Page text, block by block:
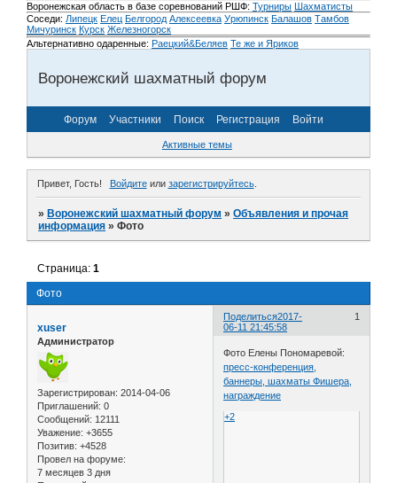
Воронежская область в базе соревнований РШФ: Турниры Шахматисты
Соседи: Липецк Елец Белгород Алексеевка Урюпинск Балашов Тамбов
Мичуринск Курск Железногорск
Альтернативно одаренные: Раецкий&Беляев Те же и Яриков
Воронежский шахматный форум
Форум Участники Поиск Регистрация Войти
Активные темы
Привет, Гость! Войдитеили зарегистрируйтесь.
»Воронежский шахматный форум »Объявления и прочая
информация »Фото
Фото
Страница:1
Поделиться 1
2017-
06-11 21:45:58
xuser
Администратор
Зарегистрирован: 2014-04-06
Приглашений: 0
Сообщений: 12111
Уважение: +3655
Позитив: +4528
Провел на форуме:
7 месяцев 3 дня
Фото Елены Пономаревой:
пресс-конференция,
баннеры, шахматы Фишера,
награждение
+2